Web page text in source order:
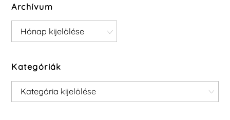
Archívum
Archívum
Kategóriák
Kategóriák